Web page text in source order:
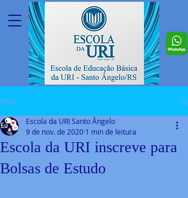
Post
Escola da URI inscreve para
Bolsas de Estudo
Escola da URI Santo Ângelo
9 de nov. de 2020 1 min de leitura